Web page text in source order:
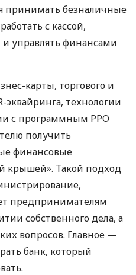
принимать безналичные
с кассой,
управлять финансами
карты, торгового и
эквайринга, технологии
с программным РРО
получить
финансовые
крышей». Такой подход
предпринимателям
собственного дела, а
вопросов. Главное —
банк, который